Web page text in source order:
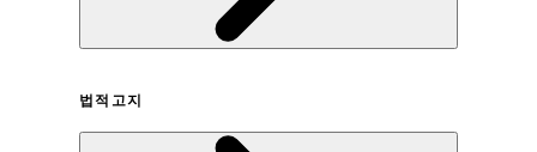
법적고지